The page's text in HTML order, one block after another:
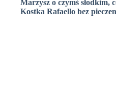
Marzysz o czymś słodkim,
Kostka Rafaello bez